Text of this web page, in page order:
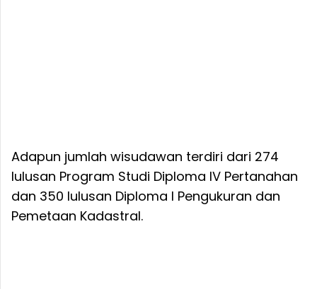
Adapun jumlah wisudawan terdiri dari 274
lulusan Program Studi Diploma IV Pertanahan
dan 350 lulusan Diploma I Pengukuran dan
Pemetaan Kadastral.